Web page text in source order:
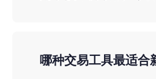
哪种交易工具最适合